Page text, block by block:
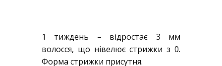
1 тиждень – відростає 3 мм
волосся, що нівелює стрижки з 0.
Форма стрижки присутня.